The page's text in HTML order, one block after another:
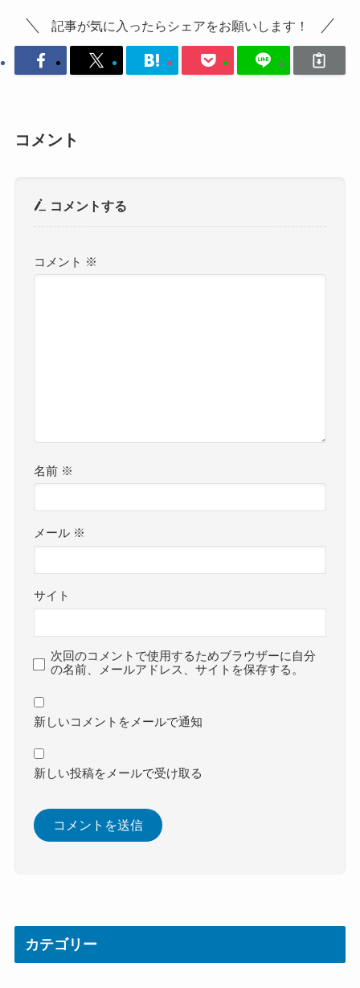
記事が気に入ったらシェアをお願いします！
コメント
コメントする
コメント ※
名前 ※
メール ※
サイト
次回のコメントで使用するためブラウザーに自分
の名前、メールアドレス、サイトを保存する。
新しいコメントをメールで通知
新しい投稿をメールで受け取る
カテゴリー